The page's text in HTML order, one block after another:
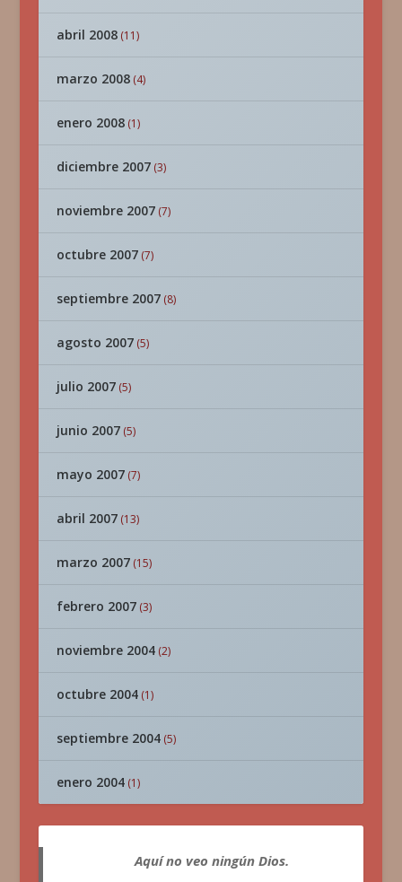
abril 2008(11)
marzo 2008(4)
enero 2008(1)
diciembre 2007(3)
noviembre 2007(7)
octubre 2007(7)
septiembre 2007(8)
agosto 2007(5)
julio 2007(5)
junio 2007(5)
mayo 2007(7)
abril 2007(13)
marzo 2007(15)
febrero 2007(3)
noviembre 2004(2)
octubre 2004(1)
septiembre 2004(5)
enero 2004(1)
Aquí no veo ningún Dios.